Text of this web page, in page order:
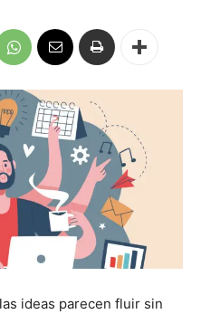
ideas parecen fluir sin